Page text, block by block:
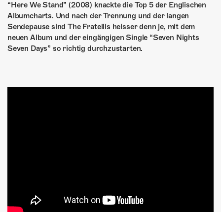
“Here We Stand” (2008) knackte die Top 5 der Englischen
Albumcharts. Und nach der Trennung und der langen
Sendepause sind The Fratellis heisser denn je, mit dem
neuen Album und der eingängigen Single “Seven Nights
Seven Days” so richtig durchzustarten.